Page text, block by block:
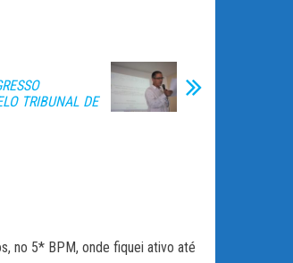
TRIBUNAL DE
no 5* BPM, onde fiquei ativo até